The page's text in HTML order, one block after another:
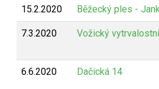
15.2.2020 Běžecký ples -
7.3.2020 Vožický
6.6.2020 Dačická 14